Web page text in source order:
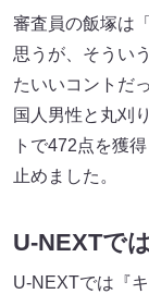
審査員の飯塚は
思うが、そうい
たいいコントだ
国人男性と丸刈
トで472点を獲
止めました。
U-NEXTで
U-NEXTでは『